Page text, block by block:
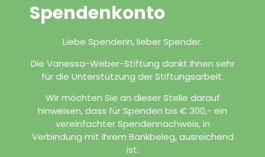
Spendenkonto
Liebe Spenderin, lieber Spender.
Die Vanessa-Weber-Stiftung dankt Ihnen sehr
für die Unterstützung der Stiftungsarbeit.
Wir möchten Sie an dieser Stelle darauf
hinweisen, dass für Spenden bis € 300,- ein
vereinfachter Spendennachweis, in
Verbindung mit Ihrem Bankbeleg, ausreichend
ist.